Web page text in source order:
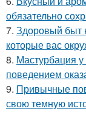
обязательно
7. Здоровый быт
которые вас
8. Мастурбация
поведением
9. Привычные
свою темную